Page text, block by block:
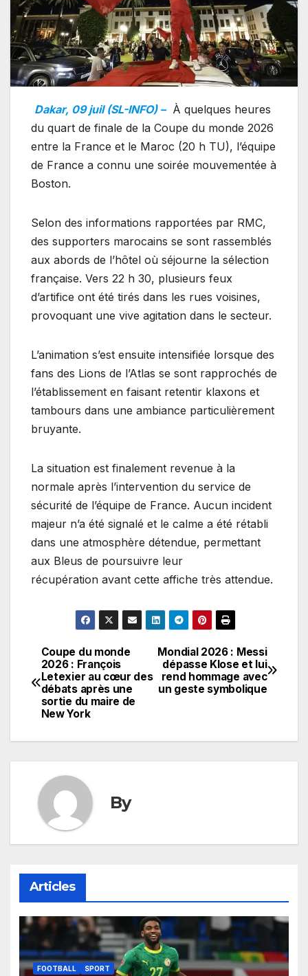
Dakar, 09 juil (SL-INFO) – À quelques heures
du quart de finale de la Coupe du monde 2026
entre la France et le Maroc (20 h TU), l’équipe
de France a connu une soirée mouvementée à
Boston.
Selon des informations rapportées par RMC,
des supporters marocains se sont rassemblés
aux abords de l’hôtel où séjourne la sélection
française. Vers 22 h 30, plusieurs feux
d’artifice ont été tirés dans les rues voisines,
provoquant une vive agitation dans le secteur.
L’animation s’est ensuite intensifiée lorsque des
fans des Lions de l’Atlas se sont rapprochés de
l’établissement en faisant retentir klaxons et
tambours dans une ambiance particulièrement
bruyante.
La situation est finalement revenue à la
normale après l’intervention du service de
sécurité de l’équipe de France. Aucun incident
majeur n’a été signalé et le calme a été rétabli
dans une atmosphère détendue, permettant
aux Bleus de poursuivre leur
récupération avant cette affiche très attendue.
Navigation
de
l’article
Mondial 2026 : Messi
dépasse Klose et lui
rend hommage avec
un geste symbolique
Coupe du monde
2026 : François
Letexier au cœur des
débats après une
sortie du maire de
New York
By
Articles
FOOTBALL SPORT